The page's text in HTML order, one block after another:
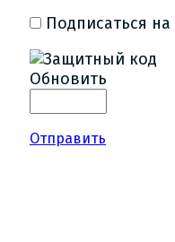
Подписаться
Обновить
Отправить